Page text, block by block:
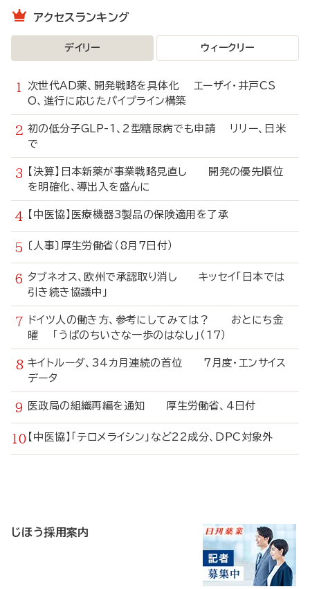
アクセスランキング
デイリー ウィークリー
次世代AD薬、開発戦略を具体化 エーザイ・井戸CS
O、進行に応じたパイプライン構築
初の低分子GLP-1、2型糖尿病でも申請 リリー、日米
で
【決算】日本新薬が事業戦略見直し 開発の優先順位
を明確化、導出入を盛んに
【中医協】医療機器3製品の保険適用を了承
〔人事〕厚生労働省（8月7日付）
タブネオス、欧州で承認取り消し キッセイ「日本では
引き続き協議中」
ドイツ人の働き方、参考にしてみては？ おとにち金
曜 「うぱのちいさな一歩のはなし」（17）
キイトルーダ、34カ月連続の首位 7月度・エンサイス
データ
医政局の組織再編を通知 厚生労働省、4日付
【中医協】「テロメライシン」など22成分、DPC対象外
じほう採用案内